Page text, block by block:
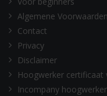
Algemene Voorwaarden
Contact
Privacy
Disclaimer
Hoogwerker certificaat
Incompany